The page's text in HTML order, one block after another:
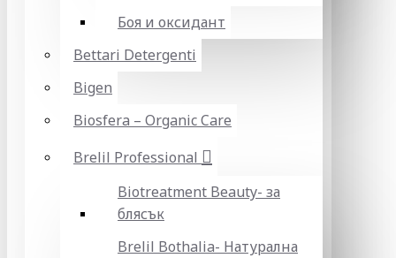
Боя и оксидант
Bettari Detergenti
Bigen
Biosfera – Organic Care
Brelil Professional
Biotreatment Beauty- за
блясък
Brelil Bothalia- Натурална